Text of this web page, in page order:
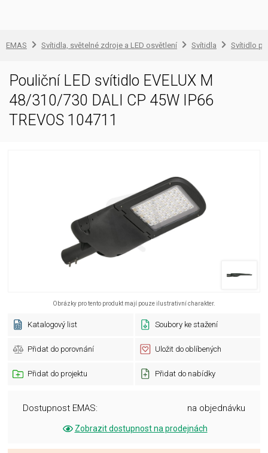
EMAS Svítidla, světelné zdroje a LED osvětlení Svítidla Svítidlo
Pouliční LED svítidlo EVELUX M
48/310/730 DALI CP 45W IP66
TREVOS 104711
Obrázky pro tento produkt mají pouze ilustrativní charakter.
Katalogový list Soubory ke stažení
Přidat do porovnání Uložit do oblíbených
Přidat do projektu Přidat do nabídky
Dostupnost EMAS: na objednávku
Zobrazit dostupnost na prodejnách